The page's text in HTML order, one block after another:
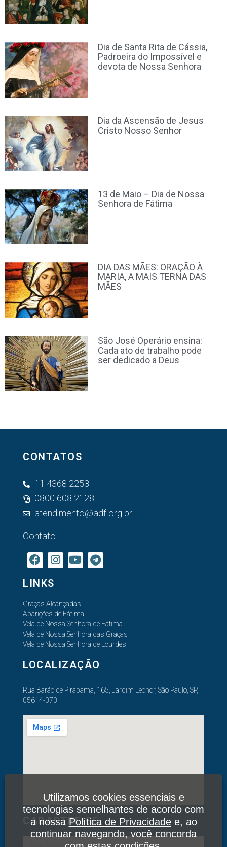
Dia de Santa Rita de Cássia,
Padroeira do Impossível e
devota de Nossa Senhora
Dia da Ascensão de Jesus
Cristo Nosso Senhor
13 de Maio – Dia de Nossa
Senhora de Fátima
DIA DAS MÃES: ORAÇÃO À
MARIA, A MAIS TERNA DAS
MÃES
São José Operário ensina:
Cada ato de trabalho pode
ser dedicado a Deus
CONTATOS
11 4368 2253
0800 608 2128
atendimento@adf.org.br
Contato
LINKS
Graças Alcançadas
Aparições de Fátima
Vela de Nossa Senhora de Fátima
Vela de Nossa Senhora das Graças
Vela de Nossa Senhora de Lourdes
LOCALIZAÇÃO
Rua Barão de Pirapama, 165, Jardim Leonor, São Paulo, SP,
05614-070
CADASTRE-SE
Utilizamos cookies essenciais e
tecnologias semelhantes de acordo com
a nossaPolítica de Privacidadee, ao
continuar navegando, você concorda